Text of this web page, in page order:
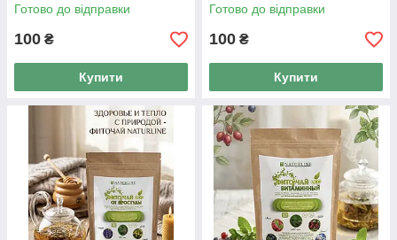
Готово до відправки
100 ₴
Купити
Готово до відправки
100 ₴
Купити